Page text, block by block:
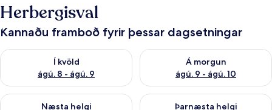
Herbergisval
Kannaðu framboð fyrir þessar dagsetningar
Í kvöld
ágú. 8 - ágú. 9
Athuga framboð í kvöld ágú. 8 - ágú. 9
Á morgun
ágú. 9 - ágú. 10
Athuga framboð á morgun
Næsta helgi
Athuga framboð næstu helgi ágú. 14 - ágú. 16
Þarnæsta helgi
Athuga framboð þarnæstu